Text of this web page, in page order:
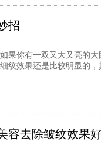
招
果你有一双又大又亮的
纹效果还是比较明显的
容去除皱纹效果